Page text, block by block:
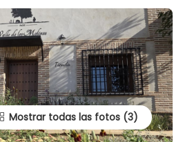
Mostrar todas las fotos